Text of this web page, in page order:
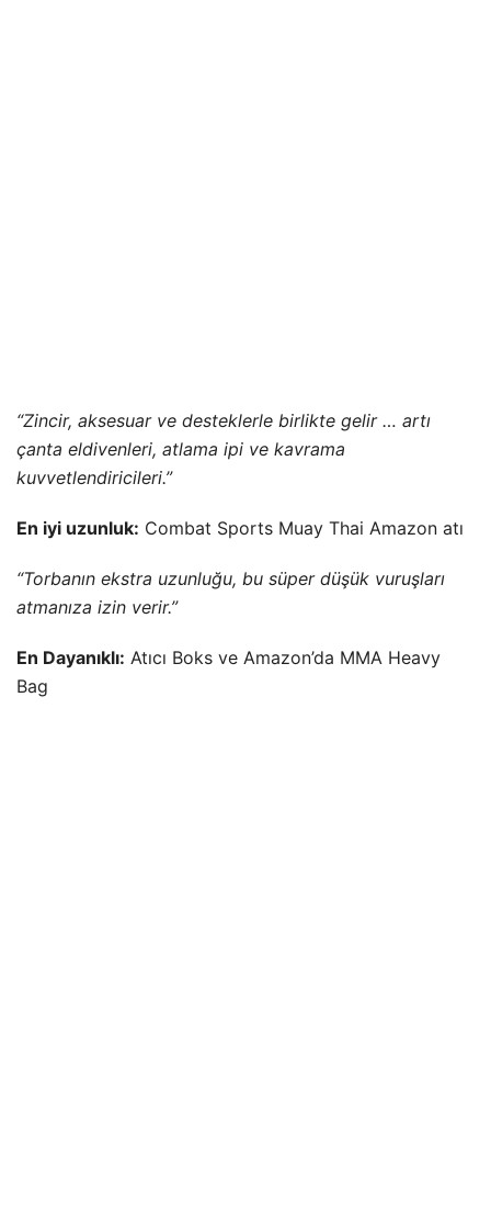
“Zincir, aksesuar ve desteklerle birlikte gelir … artı
çanta eldivenleri, atlama ipi ve kavrama
kuvvetlendiricileri.”
En iyi uzunluk: Combat Sports Muay Thai Amazon atı
“Torbanın ekstra uzunluğu, bu süper düşük vuruşları
atmanıza izin verir.”
En Dayanıklı: Atıcı Boks ve Amazon’da MMA Heavy
Bag